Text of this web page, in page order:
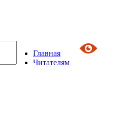
Главная
Читателям